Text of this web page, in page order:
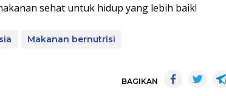
sehat untuk hidup yang lebih baik!
Makanan bernutrisi
BAGIKAN